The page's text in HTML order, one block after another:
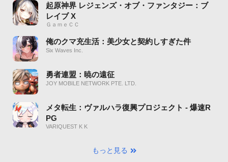
起原神界 レジェンズ・オブ・ファンタジー：ブ
レイブ X
ＧａｍｅＣＣ
俺のクマ充生活：美少女と契約しすぎた件
Six Waves Inc.
勇者連盟：暁の遠征
JOY MOBILE NETWORK PTE. LTD.
メタ転生：ヴァルハラ復興プロジェクト - 爆速R
PG
VARIQUEST K K
もっと見る